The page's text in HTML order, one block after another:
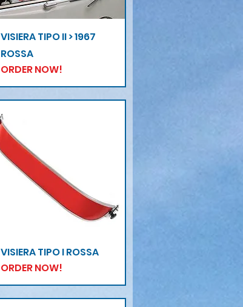
Vista rapida
VISIERA TIPO II > 1967
ROSSA
ORDER NOW!
Vista rapida
VISIERA TIPO I ROSSA
ORDER NOW!